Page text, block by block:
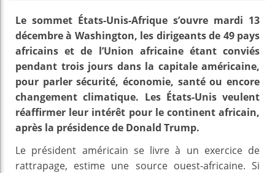
Le sommet États-Unis-Afrique s’ouvre mardi 13
décembre à Washington, les dirigeants de 49 pays
africains et de l’Union africaine étant conviés
pendant trois jours dans la capitale américaine,
pour parler sécurité, économie, santé ou encore
changement climatique. Les États-Unis veulent
réaffirmer leur intérêt pour le continent africain,
après la présidence de Donald Trump.
Le président américain se livre à un exercice de
rattrapage, estime une source ouest-africaine. Si